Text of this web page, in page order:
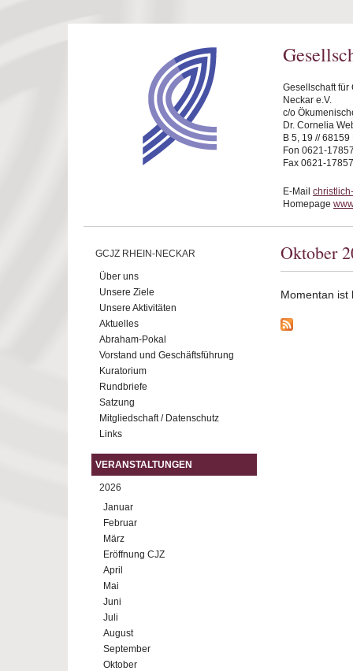
Gesellschaft
Neckar e.V.
c/o
Dr. Cornelia
B 5, 19 //
Fon 0621-
Fax 0621-
E-Mail
Homepage
GCJZ RHEIN-NECKAR
Über uns
Unsere Ziele
Unsere Aktivitäten
Aktuelles
Abraham-Pokal
Vorstand und Geschäftsführung
Kuratorium
Rundbriefe
Satzung
Mitgliedschaft / Datenschutz
Links
VERANSTALTUNGEN
2026
Januar
Februar
März
Eröffnung CJZ
April
Mai
Juni
Juli
August
September
Oktober
Oktober
Momentan ist